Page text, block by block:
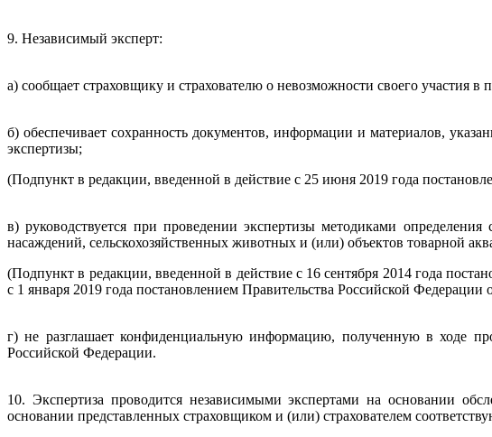
9. Независимый эксперт:
а) сообщает страховщику и страхователю о невозможности своего участия
б) обеспечивает сохранность документов, информации и материалов,
экспертизы;
(Подпункт в редакции, введенной в действие с 25 июня 2019 года
в) руководствуется при проведении экспертизы методиками
насаждений, сельскохозяйственных животных и (или) объектов товарной
(Подпункт в редакции, введенной в действие с 16 сентября 2014 года
с 1 января 2019 года постановлением Правительства Российской
г) не разглашает конфиденциальную информацию, полученную в ходе
Российской Федерации.
10. Экспертиза проводится независимыми экспертами на основании
основании представленных страховщиком и (или) страхователем